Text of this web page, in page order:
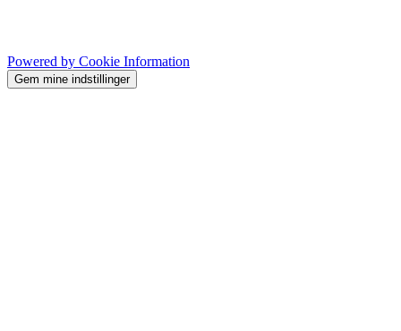
Powered by Cookie Information
Gem mine indstillinger